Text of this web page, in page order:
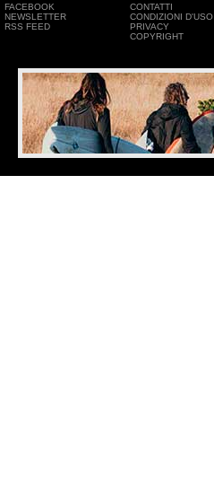
FACEBOOK
NEWSLETTER
RSS FEED
CONTATTI
CONDIZIONI D'USO
PRIVACY
COPYRIGHT